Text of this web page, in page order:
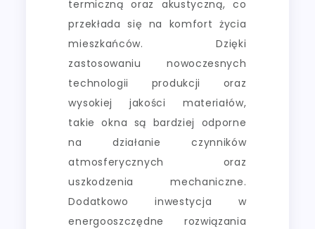
termiczną oraz akustyczną, co
przekłada się na komfort życia
mieszkańców. Dzięki
zastosowaniu nowoczesnych
technologii produkcji oraz
wysokiej jakości materiałów,
takie okna są bardziej odporne
na działanie czynników
atmosferycznych oraz
uszkodzenia mechaniczne.
Dodatkowo inwestycja w
energooszczędne rozwiązania